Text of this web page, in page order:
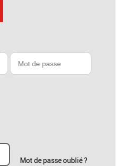
Mot de passe oublié ?